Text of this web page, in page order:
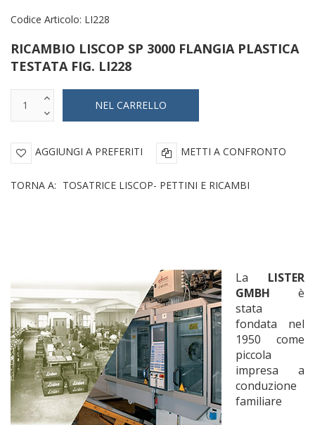
Codice Articolo: LI228
RICAMBIO LISCOP SP 3000 FLANGIA PLASTICA
TESTATA FIG. LI228
AGGIUNGI A PREFERITI METTI A CONFRONTO
TORNA A: TOSATRICE LISCOP- PETTINI E RICAMBI
La LISTER
GMBH è
stata
fondata nel
1950 come
piccola
impresa a
conduzione
familiare